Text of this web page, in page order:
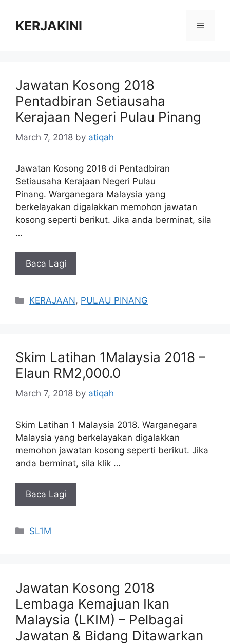
contentKERJAKINI Menu
Jawatan Kosong 2018
Pentadbiran Setiausaha
Kerajaan Negeri Pulau Pinang
March 7, 2018 by atiqah
Jawatan Kosong 2018 di Pentadbiran
Setiausaha Kerajaan Negeri Pulau
Pinang. Warganegara Malaysia yang
berkelayakan digalakkan memohon jawatan
kosong seperti berikut. Jika anda berminat, sila
…
Baca Lagi
Categories
KERAJAAN, PULAU PINANG
Skim Latihan 1Malaysia 2018 –
Elaun RM2,000.0
March 7, 2018 by atiqah
Skim Latihan 1 Malaysia 2018. Warganegara
Malaysia yang berkelayakan digalakkan
memohon jawatan kosong seperti berikut. Jika
anda berminat, sila klik …
Baca Lagi
Categories
SL1M
Jawatan Kosong 2018
Lembaga Kemajuan Ikan
Malaysia (LKIM) – Pelbagai
Jawatan & Bidang Ditawarkan